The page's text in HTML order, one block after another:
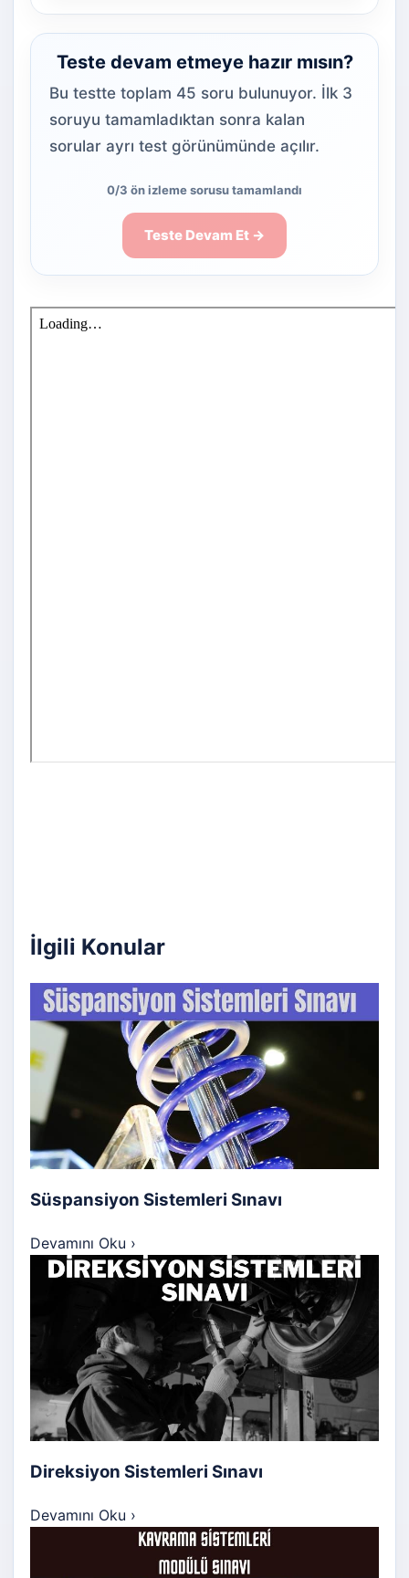
Teste devam etmeye hazır mısın?
Bu testte toplam 45 soru bulunuyor. İlk 3
soruyu tamamladıktan sonra kalan
sorular ayrı test görünümünde açılır.
0/3 ön izleme sorusu tamamlandı
Teste Devam Et →
İlgili Konular
Süspansiyon Sistemleri Sınavı
Devamını Oku ›
Direksiyon Sistemleri Sınavı
Devamını Oku ›